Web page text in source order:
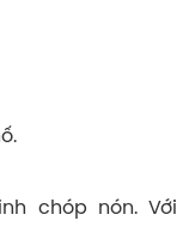
chóp nón. Với